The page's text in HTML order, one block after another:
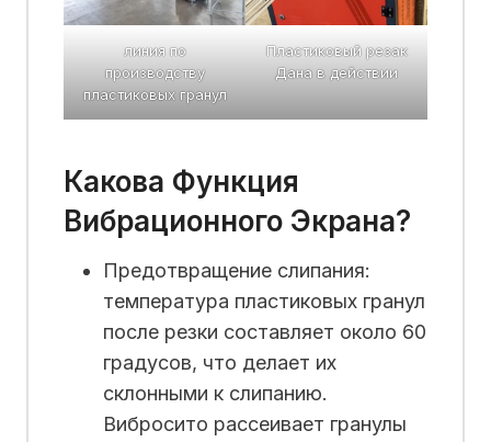
линия по
производству
пластиковых гранул
Пластиковый резак
Дана в действии
Какова Функция
Вибрационного Экрана?
Предотвращение слипания:
температура пластиковых гранул
после резки составляет около 60
градусов, что делает их
склонными к слипанию.
Вибросито рассеивает гранулы